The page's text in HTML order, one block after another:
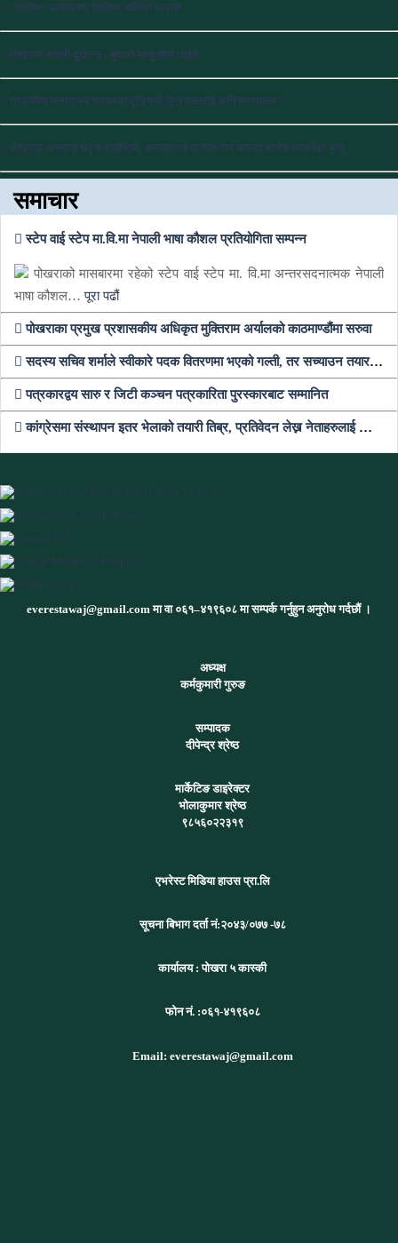
‘प्रतिभा’ उत्पादनमा प्रतिभा माविको छलाङ
पोखरामा सवारी दुर्घटना : बुवाको मृत्यु छोरा घाइते
गण्डकीमा मन्त्रालय भागवण्डा टुङ्गियो, कुन दललाई कति मन्त्रालय ?
पोखरामा धनमाया घट्ना दोहोरियो, अस्पतालले उपचार गर्न नमान्दा राजेश कार्कीको मृत्यू
समाचार
स्टेप वाई स्टेप मा.वि.मा नेपाली भाषा कौशल प्रतियोगिता सम्पन्न
पोखराको मासबारमा रहेको स्टेप वाई स्टेप मा. वि.मा अन्तरसदनात्मक नेपाली
भाषा कौशल…पूरा पढौं
पोखराका प्रमुख प्रशासकीय अधिकृत मुक्तिराम अर्यालको काठमाण्डौंमा सरुवा
सदस्य सचिव शर्माले स्वीकारे पदक वितरणमा भएको गल्ती, तर सच्याउन तयार भएनन्
पत्रकारद्वय सारु र जिटी कञ्चन पत्रकारिता पुरस्कारबाट सम्मानित
कांग्रेसमा संस्थापन इतर भेलाको तयारी तिब्र, प्रतिवेदन लेख्न नेताहरुलाई जिम्मेवारी, भेलामा सहभागी हुन देउवा फर्कदैं
everestawaj@gmail.com मा वा ०६१–४१९६०८ मा सम्पर्क गर्नुहुन अनुरोध गर्दछौं ।
अध्यक्ष
कर्मकुमारी गुरुङ
सम्पादक
दीपेन्द्र श्रेष्ठ
मार्केटिङ डाइरेक्टर
भोलाकुमार श्रेष्ठ
९८५६०२२३१९
एभरेस्ट मिडिया हाउस प्रा.लि
सूचना बिभाग दर्ता नं:२०४३/०७७ -७८
कार्यालय :पोखरा ५ कास्की
फोन नं. :०६१-४१९६०८
Email: everestawaj@gmail.com